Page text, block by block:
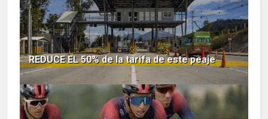
REDUCE EL 50% de la tarifa de este peaje